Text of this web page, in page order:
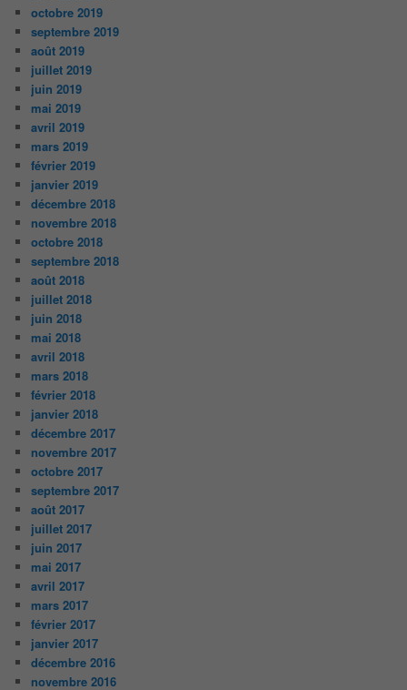
octobre 2019
septembre 2019
août 2019
juillet 2019
juin 2019
mai 2019
avril 2019
mars 2019
février 2019
janvier 2019
décembre 2018
novembre 2018
octobre 2018
septembre 2018
août 2018
juillet 2018
juin 2018
mai 2018
avril 2018
mars 2018
février 2018
janvier 2018
décembre 2017
novembre 2017
octobre 2017
septembre 2017
août 2017
juillet 2017
juin 2017
mai 2017
avril 2017
mars 2017
février 2017
janvier 2017
décembre 2016
novembre 2016